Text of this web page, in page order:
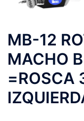
MB-12
MACHO
=ROSCA